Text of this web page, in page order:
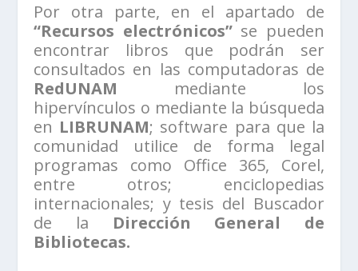
Por otra parte, en el apartado de
“Recursos electrónicos”se pueden
encontrar libros que podrán ser
consultados en las computadoras de
RedUNAM mediante los
hipervínculos o mediante la búsqueda
en LIBRUNAM; software para que la
comunidad utilice de forma legal
programas como Office 365, Corel,
entre otros; enciclopedias
internacionales; y tesis del Buscador
de la Dirección General de
Bibliotecas.